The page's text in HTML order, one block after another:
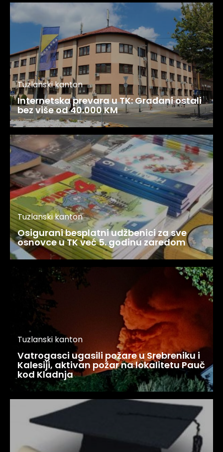
Tuzlanski kanton
Internetska prevara u TK: Građani ostali
bez više od 40.000 KM
Tuzlanski kanton
Osigurani besplatni udžbenici za sve
osnovce u TK već 5. godinu zaredom
Tuzlanski kanton
Vatrogasci ugasili požare u Srebreniku i
Kalesiji, aktivan požar na lokalitetu Pauč
kod Kladnja